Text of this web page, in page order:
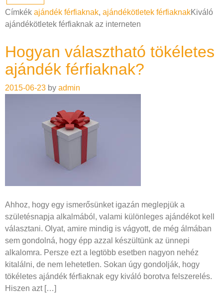
Címkék ajándék férfiaknak, ajándékötletek férfiaknakKiváló
ajándékötletek férfiaknak az interneten
Hogyan választható tökéletes
ajándék férfiaknak?
2015-06-23 by admin
Ahhoz, hogy egy ismerősünket igazán meglepjük a
születésnapja alkalmából, valami különleges ajándékot kell
választani. Olyat, amire mindig is vágyott, de még álmában
sem gondolná, hogy épp azzal készültünk az ünnepi
alkalomra. Persze ezt a legtöbb esetben nagyon nehéz
kitalálni, de nem lehetetlen. Sokan úgy gondolják, hogy
tökéletes ajándék férfiaknak egy kiváló borotva felszerelés.
Hiszen azt […]